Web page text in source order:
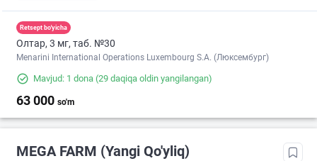
Retsept bo'yicha
Олтар, 3 мг, таб. №30
Menarini International Operations Luxembourg S.A. (Люксембург)
Mavjud: 1 dona (29 daqiqa oldin yangilangan)
63 000 so'm
MEGA FARM (Yangi Qo'yliq)